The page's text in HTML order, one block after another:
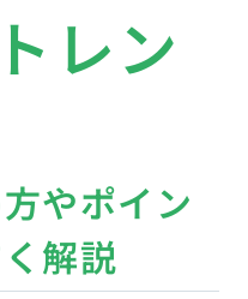
レン
やポイン
解説